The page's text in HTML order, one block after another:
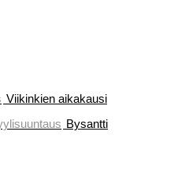
Viikinkien aikakausi
Bysantti